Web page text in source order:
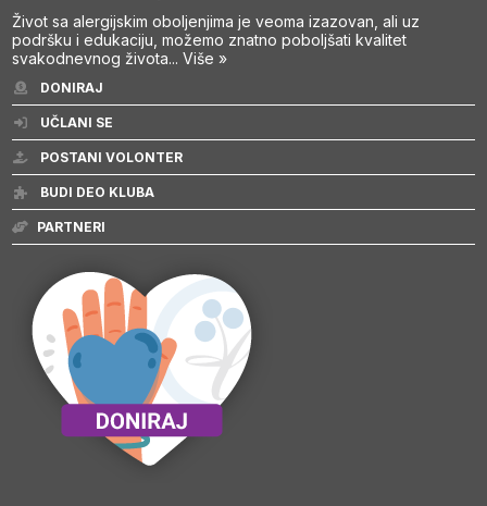
Život sa alergijskim oboljenjima je veoma izazovan, ali uz
podršku i edukaciju, možemo znatno poboljšati kvalitet
svakodnevnog života...Više »
DONIRAJ
UČLANI SE
POSTANI VOLONTER
BUDI DEO KLUBA
PARTNERI